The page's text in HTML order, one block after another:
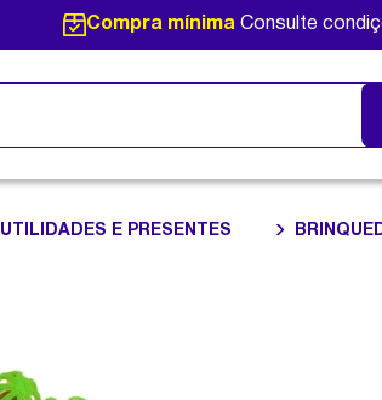
Compra mínimaConsulte
UTILIDADES E PRESENTES